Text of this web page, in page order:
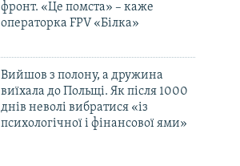
фронт. «Це помста» – каже
операторка FPV «Білка»
Вийшов з полону, а дружина
виїхала до Польщі. Як після 1000
днів неволі вибратися «із
психологічної і фінансової ями»